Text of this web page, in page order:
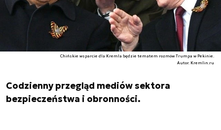
Chińskie wsparcie dla Kremla będzie tematem rozmów Trumpa w Pekinie.
Autor. Kremlin.ru
Codzienny przegląd mediów sektora
bezpieczeństwa i obronności.